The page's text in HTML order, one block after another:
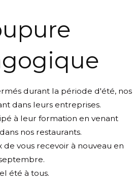
durant la période d'été, nos
dans leurs entreprises.
à leur formation en venant
nos restaurants.
de vous recevoir à nouveau en
été à tous.